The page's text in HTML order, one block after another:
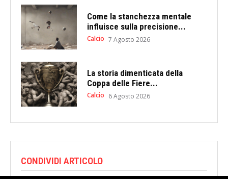
Come la stanchezza mentale
influisce sulla precisione...
Calcio 7 Agosto 2026
La storia dimenticata della
Coppa delle Fiere...
Calcio 6 Agosto 2026
CONDIVIDI ARTICOLO